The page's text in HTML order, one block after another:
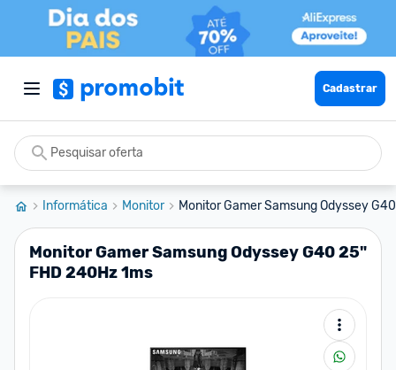
Cadastrar
Informática Monitor Monitor Gamer Samsung Odyssey
Monitor Gamer Samsung Odyssey G40 25"
FHD 240Hz 1ms